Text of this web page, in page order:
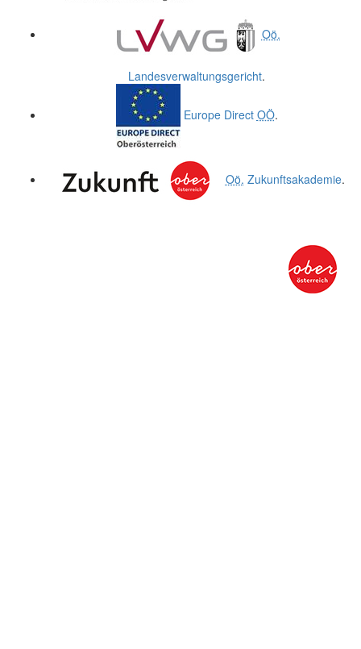
Oö.
Landesverwaltungsgericht.
Europe Direct OÖ.
Oö. Zukunftsakademie.